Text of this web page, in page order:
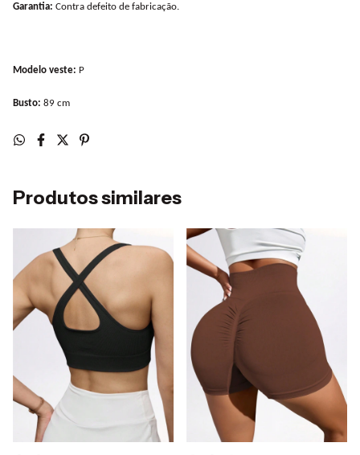
Garantia: Contra defeito de fabricação.
Modelo veste: P
Busto: 89 cm
Produtos similares